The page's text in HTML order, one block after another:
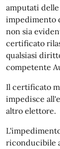
amputati
impedimento
non sia
certificato
qualsiasi
competente
Il certificato
impedisce
altro elettore.
riconducibile